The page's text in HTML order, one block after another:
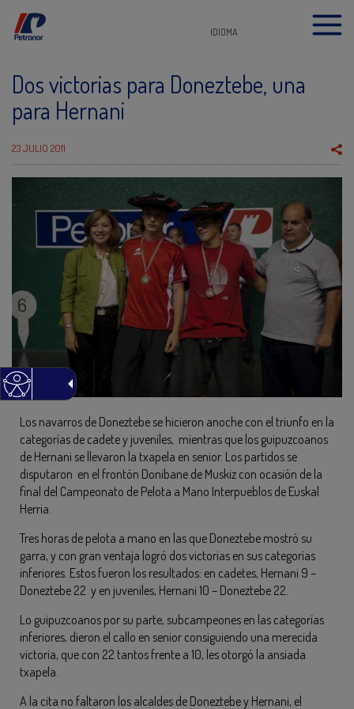
IDIOMA
Dos victorias para Doneztebe, una
para Hernani
23 JULIO 2011
Los navarros de Doneztebe se hicieron anoche con el triunfo en la
categorías de cadete y juveniles, mientras que los guipuzcoanos
de Hernani se llevaron la txapela en senior. Los partidos se
disputaron en el frontón Donibane de Muskiz con ocasión de la
final del Campeonato de Pelota a Mano Interpueblos de Euskal
Herria.
Tres horas de pelota a mano en las que Doneztebe mostró su
garra, y con gran ventaja logró dos victorias en sus categorías
inferiores. Estos fueron los resultados: en cadetes, Hernani 9 –
Doneztebe 22 y en juveniles, Hernani 10 – Doneztebe 22.
Lo guipuzcoanos por su parte, subcampeones en las categorías
inferiores, dieron el callo en senior consiguiendo una merecida
victoria, que con 22 tantos frente a 10, les otorgó la ansiada
txapela.
A la cita no faltaron los alcaldes de Doneztebe y Hernani, el